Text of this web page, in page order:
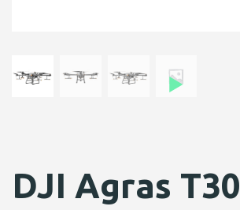
DJI Agras T­30